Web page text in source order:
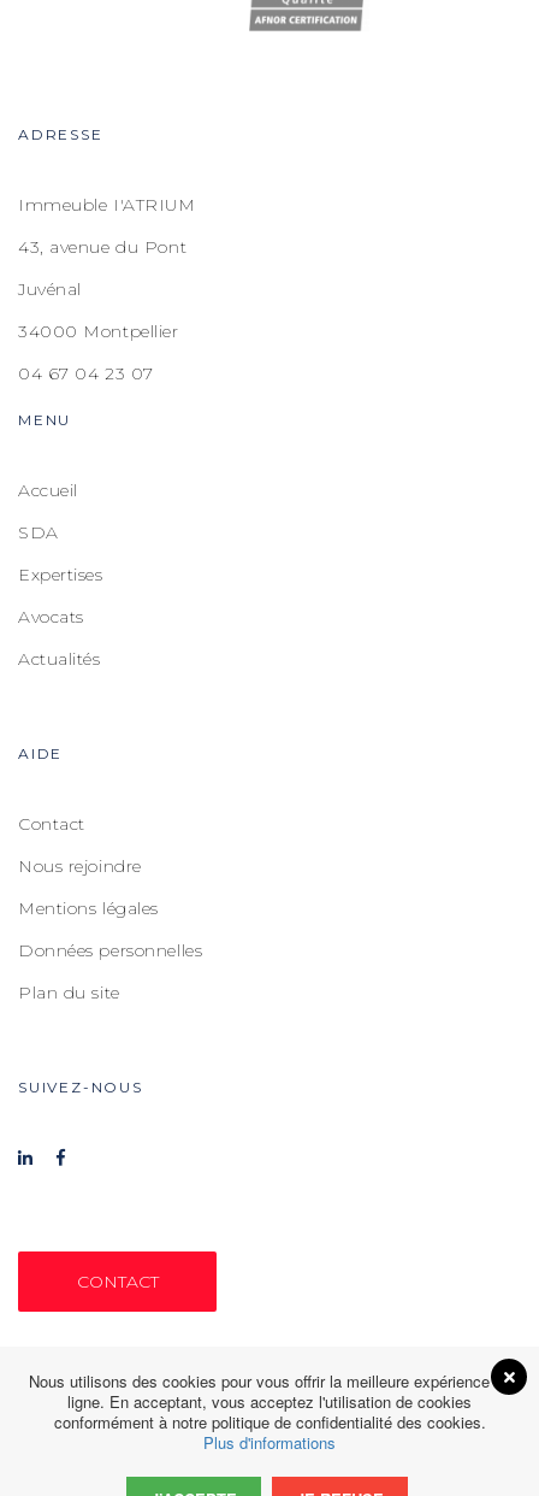
ADRESSE
Immeuble I'ATRIUM
43, avenue du Pont
Juvénal
34000 Montpellier
04 67 04 23 07
MENU
Accueil
SDA
Expertises
Avocats
Actualités
AIDE
Contact
Nous rejoindre
Mentions légales
Données personnelles
Plan du site
SUIVEZ-NOUS
CONTACT
© Sanguinède Di Frenna 2026. All rights reserved
Nous utilisons des cookies pour vous offrir la meilleure expérience en
ligne. En acceptant, vous acceptez l'utilisation de cookies
conformément à notre politique de confidentialité des cookies.
Plus d'informations